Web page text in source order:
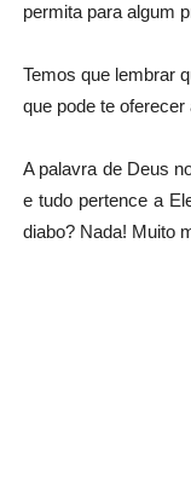
permita para algum
Temos que lembrar
que pode te
A palavra de Deus
e tudo pertence a
diabo? Nada! Muito